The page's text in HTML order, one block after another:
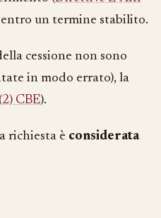
un termine stabilito.
cessione non sono
in modo errato), la
CBE).
richiesta è considerata